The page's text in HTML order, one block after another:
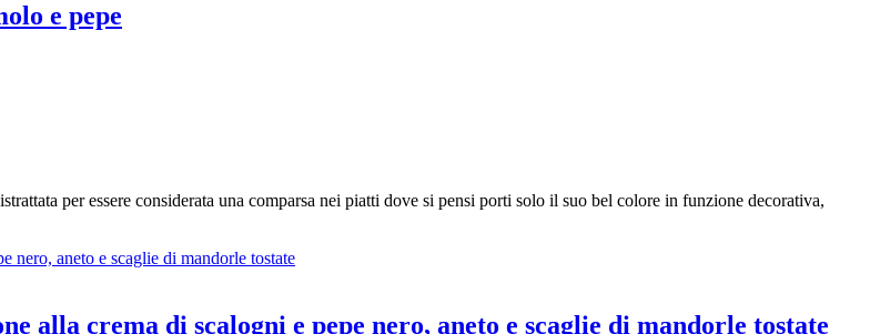
e pepe
per essere considerata una comparsa nei piatti dove si pensi porti solo il suo bel colore in funzione decorativa,
alla crema di scalogni e pepe nero, aneto e scaglie di mandorle tostate